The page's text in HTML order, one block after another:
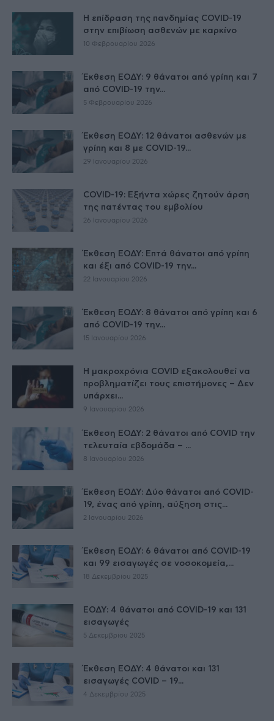
Η επίδραση της πανδημίας COVID-19
στην επιβίωση ασθενών με καρκίνο
10 Φεβρουαρίου 2026
Έκθεση ΕΟΔΥ: 9 θάνατοι από γρίπη και 7
από COVID-19 την...
5 Φεβρουαρίου 2026
Έκθεση ΕΟΔΥ: 12 θάνατοι ασθενών με
γρίπη και 8 με COVID-19...
29 Ιανουαρίου 2026
COVID-19: Εξήντα χώρες ζητούν άρση
της πατέντας του εμβολίου
26 Ιανουαρίου 2026
Έκθεση ΕΟΔΥ: Επτά θάνατοι από γρίπη
και έξι από COVID-19 την...
22 Ιανουαρίου 2026
Έκθεση ΕΟΔΥ: 8 θάνατοι από γρίπη και 6
από COVID-19 την...
15 Ιανουαρίου 2026
Η μακροχρόνια COVID εξακολουθεί να
προβληματίζει τους επιστήμονες – Δεν
υπάρχει...
9 Ιανουαρίου 2026
Έκθεση ΕΟΔΥ: 2 θάνατοι από COVID την
τελευταία εβδομάδα – ...
8 Ιανουαρίου 2026
Έκθεση ΕΟΔΥ: Δύο θάνατοι από COVID-
19, ένας από γρίπη, αύξηση στις...
2 Ιανουαρίου 2026
Έκθεση ΕΟΔΥ: 6 θάνατοι από COVID-19
και 99 εισαγωγές σε νοσοκομεία,...
18 Δεκεμβρίου 2025
ΕΟΔΥ: 4 θάνατοι από COVID-19 και 131
εισαγωγές
5 Δεκεμβρίου 2025
Έκθεση ΕΟΔΥ: 4 θάνατοι και 131
εισαγωγές COVID – 19...
4 Δεκεμβρίου 2025